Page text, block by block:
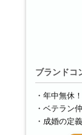
ブランドコ
年中無休
ベテラン
成婚の定